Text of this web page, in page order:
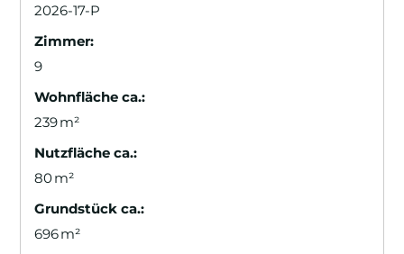
2026-17-P
Zimmer:
9
Wohnfläche ca.:
239 m²
Nutzfläche ca.:
80 m²
Grund­stück ca.:
696 m²